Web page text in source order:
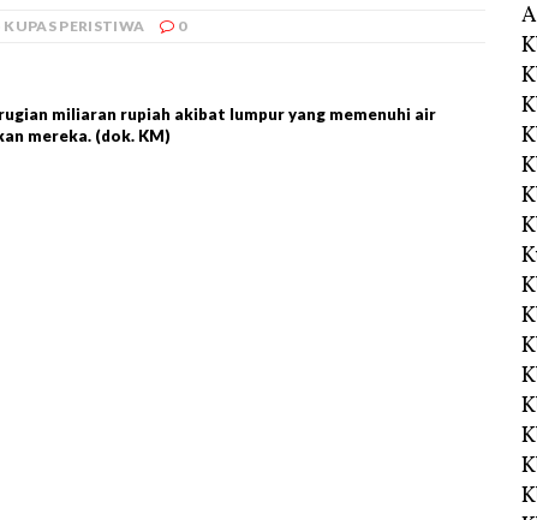
KUPAS PERISTIWA 0
miliaran rupiah akibat lumpur yang memenuhi air
mereka. (dok. KM)